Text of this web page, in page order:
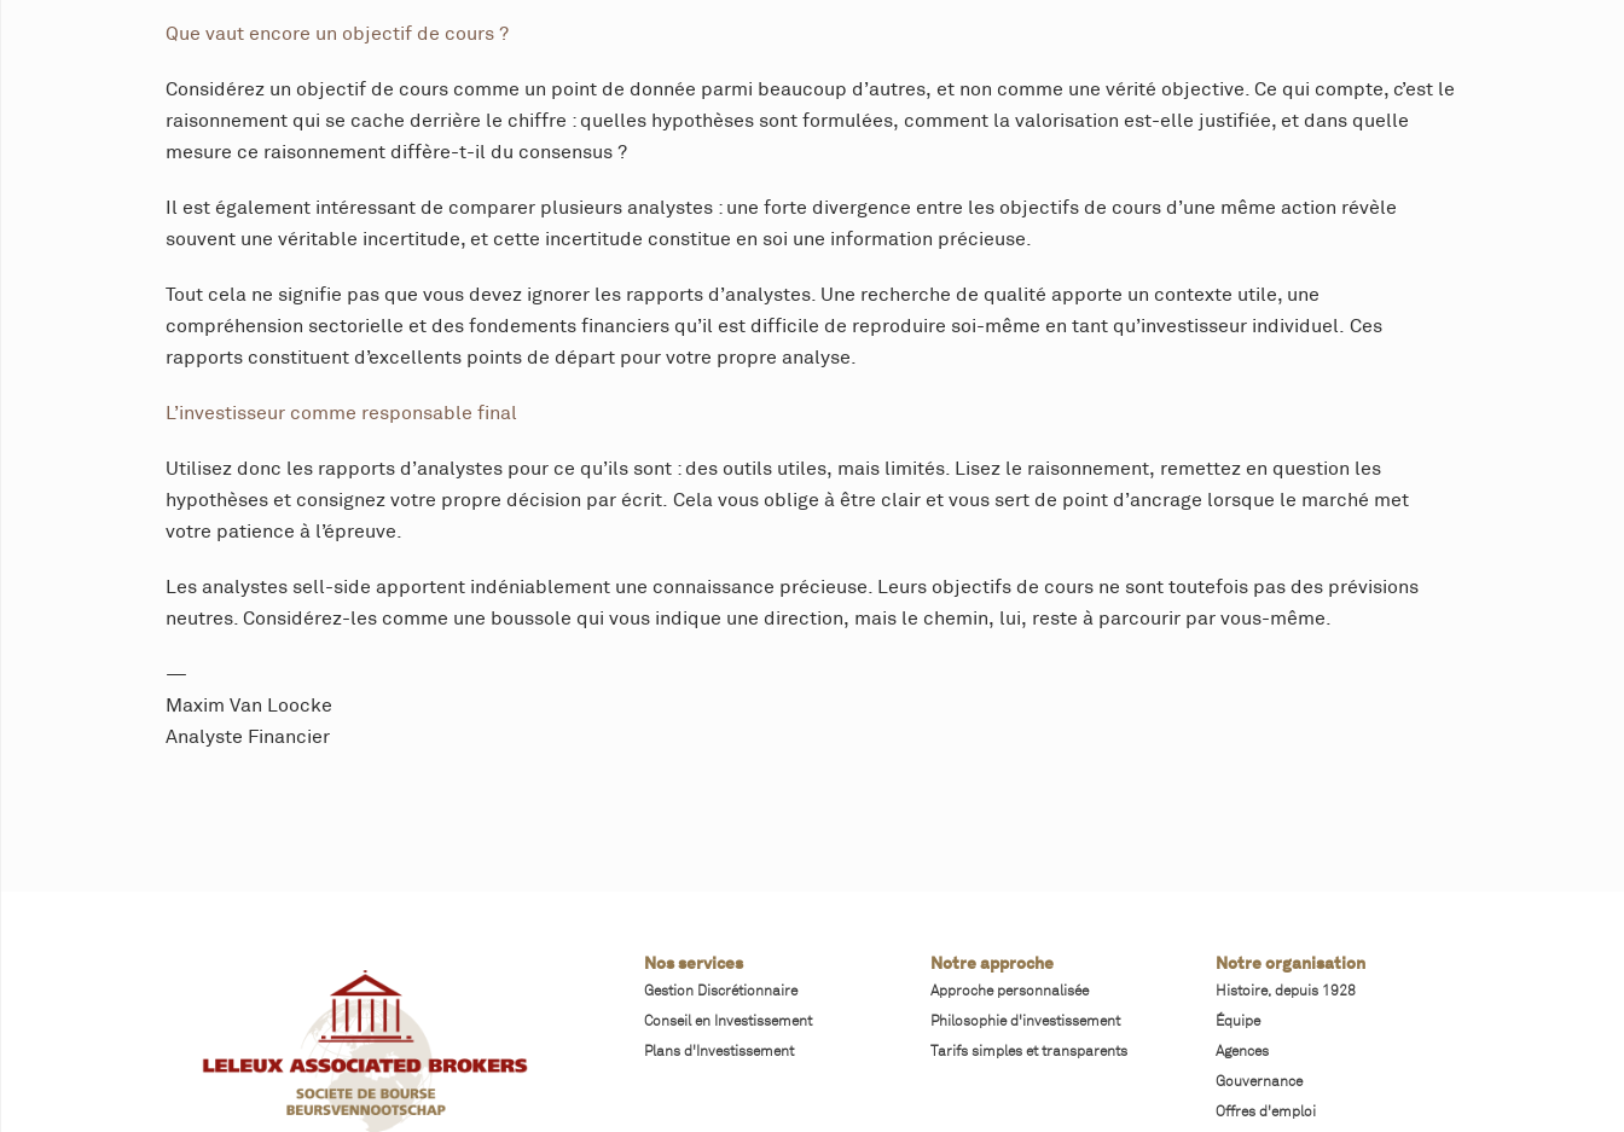
Que vaut encore un objectif de cours ?
Considérez un objectif de cours comme un point de donnée parmi beaucoup d’autres, et non comme une vérité objective. Ce qui compte, c’est le
raisonnement qui se cache derrière le chiffre : quelles hypothèses sont formulées, comment la valorisation est-elle justifiée, et dans quelle
mesure ce raisonnement diffère-t-il du consensus ?
Il est également intéressant de comparer plusieurs analystes : une forte divergence entre les objectifs de cours d’une même action révèle
souvent une véritable incertitude, et cette incertitude constitue en soi une information précieuse.
Tout cela ne signifie pas que vous devez ignorer les rapports d’analystes. Une recherche de qualité apporte un contexte utile, une
compréhension sectorielle et des fondements financiers qu’il est difficile de reproduire soi-même en tant qu’investisseur individuel. Ces
rapports constituent d’excellents points de départ pour votre propre analyse.
L’investisseur comme responsable final
Utilisez donc les rapports d’analystes pour ce qu’ils sont : des outils utiles, mais limités. Lisez le raisonnement, remettez en question les
hypothèses et consignez votre propre décision par écrit. Cela vous oblige à être clair et vous sert de point d’ancrage lorsque le marché met
votre patience à l’épreuve.
Les analystes sell-side apportent indéniablement une connaissance précieuse. Leurs objectifs de cours ne sont toutefois pas des prévisions
neutres. Considérez-les comme une boussole qui vous indique une direction, mais le chemin, lui, reste à parcourir par vous-même.
—
Maxim Van Loocke
Analyste Financier
Nos services
Gestion Discrétionnaire
Conseil en Investissement
Plans d'Investissement
Notre approche
Approche personnalisée
Philosophie d'investissement
Tarifs simples et transparents
Notre organisation
Histoire, depuis 1928
Équipe
Agences
Gouvernance
Offres d'emploi